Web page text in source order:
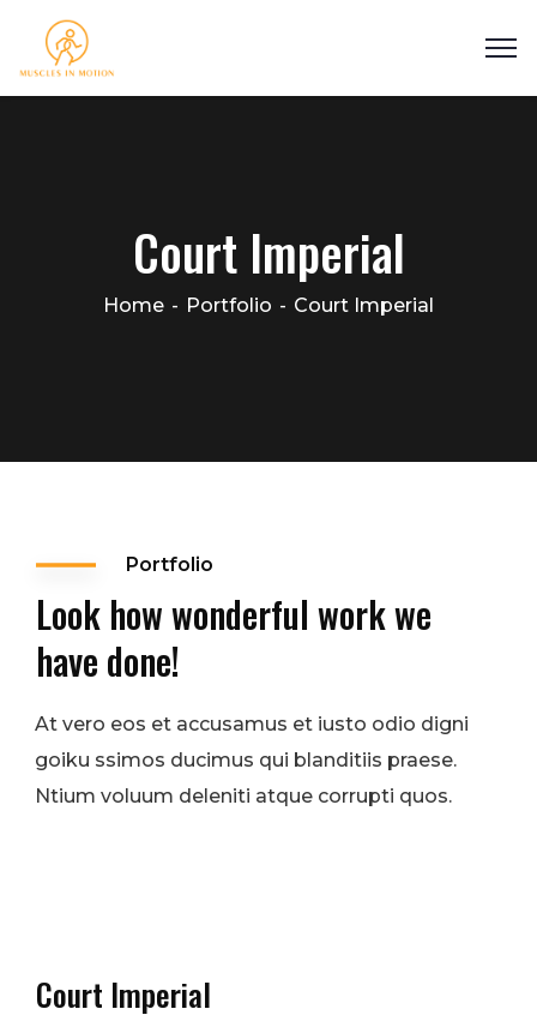
Court Imperial
Home Portfolio Court Imperial
Portfolio
Look how wonderful work we
have done!
At vero eos et accusamus et iusto odio digni
goiku ssimos ducimus qui blanditiis praese.
Ntium voluum deleniti atque corrupti quos.
Court Imperial